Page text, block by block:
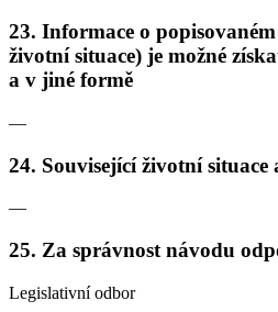
23. Informace o
životní situace) je možné
a v jiné formě
—
24. Související životní
—
25. Za správnost návodu
Legislativní odbor